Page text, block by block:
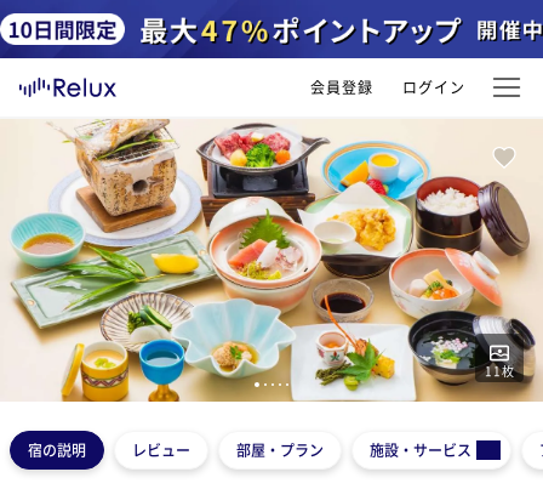
会員登録 ログイン
11枚
1 2 3 4 5
宿の説明 レビュー 部屋・プラン 施設・サービス